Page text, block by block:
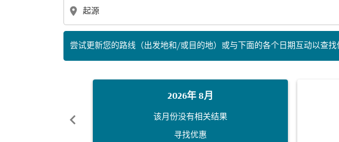
location_on
尝试更新您的路线（出发地和/或目的地）或与下面的各个日期互动以查找
chevron_left
2026年 8月
该月份没有相关结果
寻找优惠